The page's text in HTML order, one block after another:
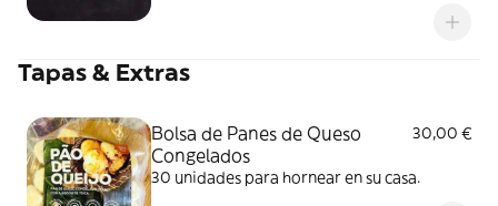
Tapas & Extras
Bolsa de Panes de Queso
Congelados
30,00 €
30 unidades para hornear en su casa.